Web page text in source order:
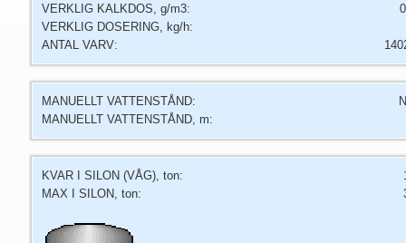
VERKLIG KALKDOS, g/m3:
VERKLIG DOSERING, kg/h:
ANTAL VARV:
MANUELLT VATTENSTÅND:
MANUELLT VATTENSTÅND, m:
KVAR I SILON (VÅG), ton:
MAX I SILON, ton: